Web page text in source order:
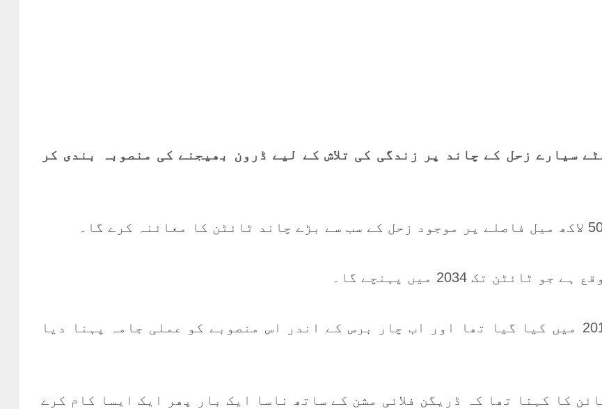
سیارے زحل کے چاند پر زندگی کی تلاش کے لیے ڈرون بھیجنے کی منصوبہ بندی کر
ناسا کی جانب سے اس مشن کے متعلق اعلان 2019 میں کیا گیا تھا اور اب چار برس کے اندر اس منصوبے کو عملی جامہ پہنا دیا
کا کہنا تھا کہ ڈریگن فلائی مشن کے ساتھ ناسا ایک بار پھر ایک ایسا کام کرے